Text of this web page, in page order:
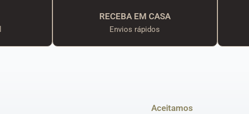
RECEBA EM CASA
Envios rápidos
Aceitamos